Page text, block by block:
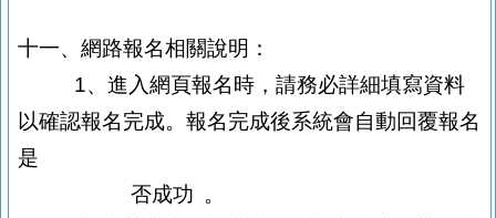
十一、網路報名相關說明：
1、進入網頁報名時，請務必詳細填寫資料
以確認報名完成。報名完成後系統會自動回覆報名
是
否成功 。